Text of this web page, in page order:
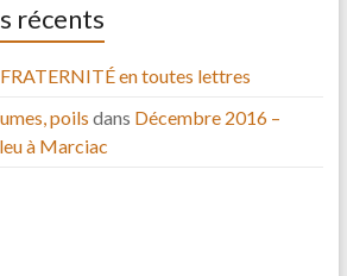
récents
FRATERNITÉ en toutes lettres
poils dans Décembre 2016 –
à Marciac